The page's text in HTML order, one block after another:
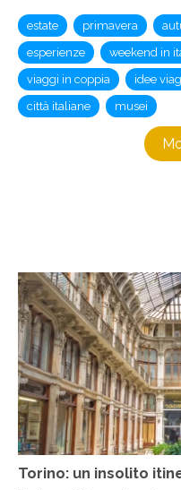
estate primavera
esperienze
weekend in
viaggi in coppia
idee
città italiane
musei
Torino: un insolito